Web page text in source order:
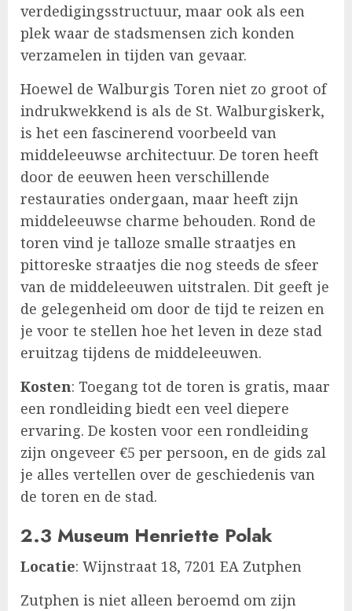
verdedigingsstructuur, maar ook als een
plek waar de stadsmensen zich konden
verzamelen in tijden van gevaar.
Hoewel de Walburgis Toren niet zo groot of
indrukwekkend is als de St. Walburgiskerk,
is het een fascinerend voorbeeld van
middeleeuwse architectuur. De toren heeft
door de eeuwen heen verschillende
restauraties ondergaan, maar heeft zijn
middeleeuwse charme behouden. Rond de
toren vind je talloze smalle straatjes en
pittoreske straatjes die nog steeds de sfeer
van de middeleeuwen uitstralen. Dit geeft je
de gelegenheid om door de tijd te reizen en
je voor te stellen hoe het leven in deze stad
eruitzag tijdens de middeleeuwen.
Kosten: Toegang tot de toren is gratis, maar
een rondleiding biedt een veel diepere
ervaring. De kosten voor een rondleiding
zijn ongeveer €5 per persoon, en de gids zal
je alles vertellen over de geschiedenis van
de toren en de stad.
2.3 Museum Henriette Polak
Locatie: Wijnstraat 18, 7201 EA Zutphen
Zutphen is niet alleen beroemd om zijn